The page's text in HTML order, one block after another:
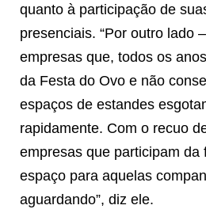
quanto à participação de
presenciais. “Por outro lado
empresas que, todos os
da Festa do Ovo e não
espaços de estandes
rapidamente. Com o recuo
empresas que participam da
espaço para aquelas
aguardando”, diz ele.